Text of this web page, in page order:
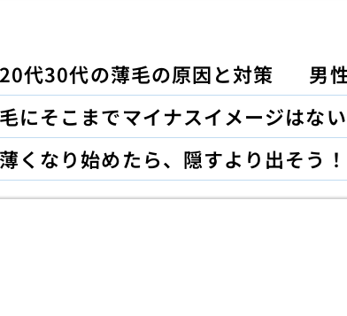
20代30代の薄毛の原因と対策
男
にそこまでマイナスイメージはない
くなり始めたら、隠すより出そう！